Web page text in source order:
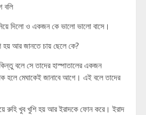
দিলো ও একজন কে ভালো ভালো বাসে।
হয় আর জানতে চায় ছেলে কে?
বলে সে তাদের হাস্পাতালের একজন
হলে মেঘাকেই জানাবে আগে। এই বলে তাদের
রুহি খুব খুশি হয় আর ইরাদকে ফোন করে। ইরাদ